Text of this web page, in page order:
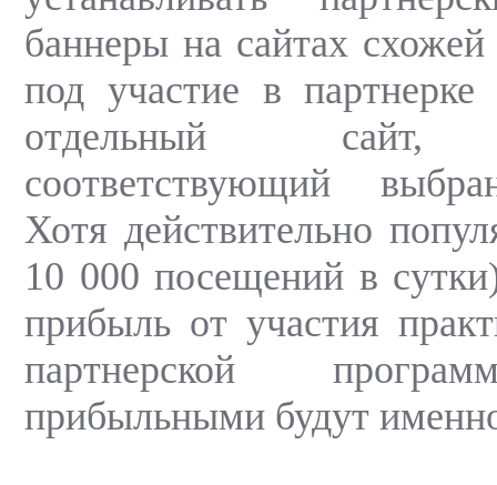
баннеры на сайтах
под участие в партнерке
отдельный сайт,
соответствующий
Хотя действительно
10 000 посещений в
прибыль от участия
партнерской
прибыльными будут